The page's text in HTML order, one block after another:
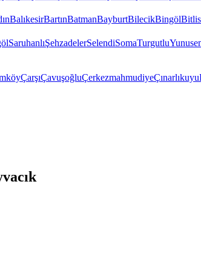
BalıkesirBartınBatmanBayburtBilecikBingölBitlis
SaruhanlıŞehzadelerSelendiSomaTurgutlu
ÇarşıÇavuşoğluÇerkezmahmudiyeÇınarlıkuyu